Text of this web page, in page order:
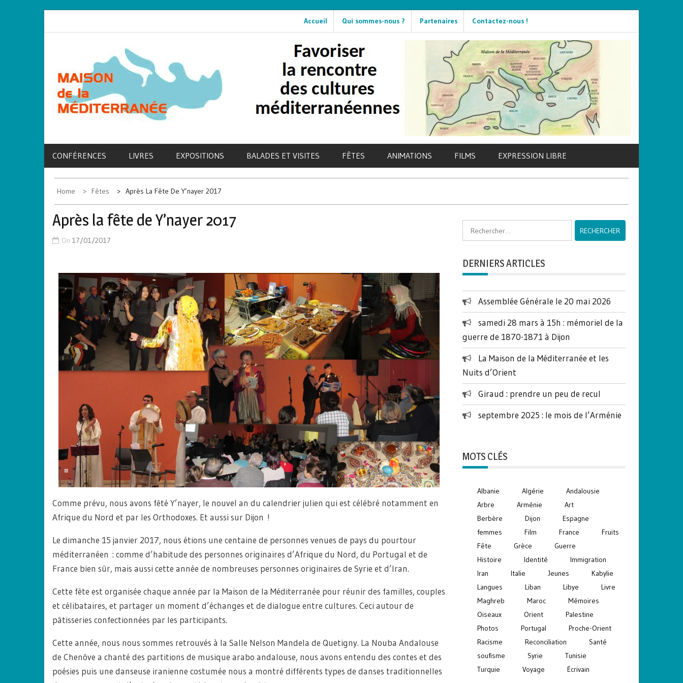
to
Accueil Qui sommes-nous ? Partenaires Contactez-nous !
MAISON DE LA
MÉDITERRANÉE
associons nos cultures
CONFÉRENCES LIVRES EXPOSITIONS BALADES ET VISITES FÊTES ANIMATIONS FILMS EXPRESSION LIBRE
Home Fêtes Après La Fête De Y’nayer 2017
Après la fête de Y’nayer 2017
On 17/01/2017
Comme prévu, nous avons fêté Y’nayer, le nouvel an du calendrier julien qui est célébré notamment en
Afrique du Nord et par les Orthodoxes. Et aussi sur Dijon !
Le dimanche 15 janvier 2017, nous étions une centaine de personnes venues de pays du pourtour
méditerranéen : comme d’habitude des personnes originaires d’Afrique du Nord, du Portugal et de
France bien sûr, mais aussi cette année de nombreuses personnes originaires de Syrie et d’Iran.
Cette fête est organisée chaque année par la Maison de la Méditerranée pour réunir des familles, couples
et célibataires, et partager un moment d’échanges et de dialogue entre cultures. Ceci autour de
pâtisseries confectionnées par les participants.
Cette année, nous nous sommes retrouvés à la Salle Nelson Mandela de Quetigny. La Nouba Andalouse
de Chenôve a chanté des partitions de musique arabo andalouse, nous avons entendu des contes et des
poésies puis une danseuse iranienne costumée nous a montré différents types de danses traditionnelles
Rechercher :
DERNIERS ARTICLES
Assemblée Générale le 20 mai 2026
samedi 28 mars à 15h : mémoriel de la
guerre de 1870-1871 à Dijon
La Maison de la Méditerranée et les
Nuits d’Orient
Giraud : prendre un peu de recul
septembre 2025 : le mois de l’Arménie
MOTS CLÉS
Albanie Algérie
Andalousie
Arbre
Arménie
Art
Berbère
Dijon
Espagne
femmes
Film France
Fruits
Fête
Grèce
Guerre
Histoire
Identité
Immigration
Iran
Italie Jeunes
Kabylie
Langues
Liban Libye
Livre
Maghreb
Maroc
Mémoires
Oiseaux
Orient
Palestine
Photos
Portugal
Proche-Orient
Racisme
Reconciliation
Santé
soufisme
Syrie
Tunisie
Turquie
Voyage Écrivain